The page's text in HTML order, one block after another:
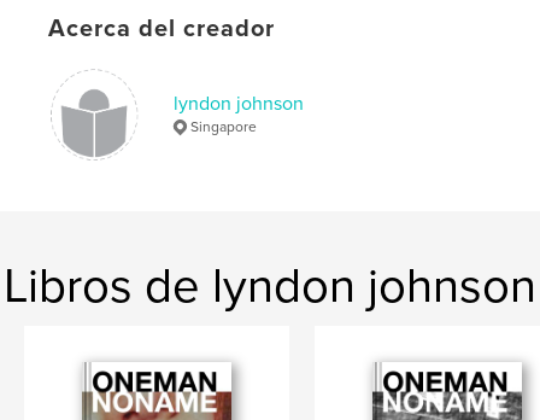
Palabras clave
Acerca del creador
lyndon johnson
Singapore
Libros de lyndon johnson